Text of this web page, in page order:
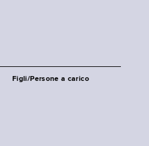
Figli/Persone a carico